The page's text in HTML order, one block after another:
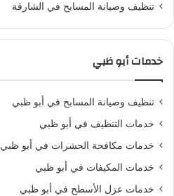
تنظيف وصيانة المسابح في الشارقة
خدمات أبو ظبي
تنظيف وصيانة المسابح في أبو ظبي
خدمات التنظيف في أبو ظبي
خدمات مكافحة الحشرات في أبو ظبي
خدمات المكيفات في أبو ظبي
خدمات عزل الأسطح في أبو ظبي